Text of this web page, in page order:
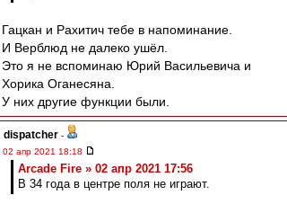
Гацкан и Рахитич тебе в напоминание.
И Верблюд не далеко ушёл.
Это я не вспоминаю Юрий Васильевича и
Хорика Оганесяна.
У них другие функции были.
dispatcher -
02 апр 2021 18:18
Arcade Fire » 02 апр 2021 17:56
В 34 года в центре поля не играют.